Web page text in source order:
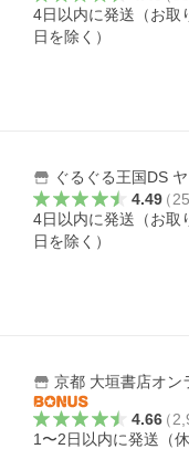
4日以内に発送（お取
日を除く）
ぐるぐる王国DS
4.49（
4日以内に発送（お取
日を除く）
京都 大垣書店オン
4.66（
1〜2日以内に発送（